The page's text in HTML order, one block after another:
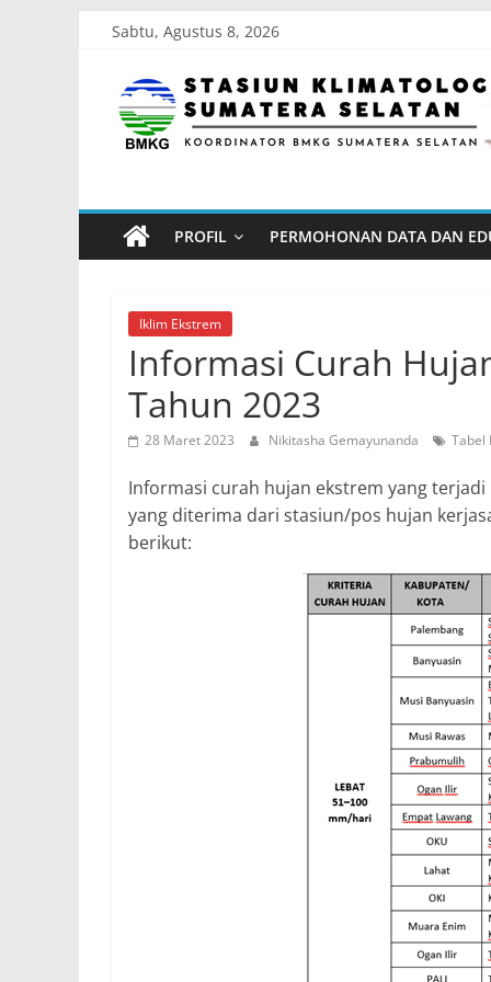
content
Sabtu, Agustus 8, 2026
Stasiun
Klimatologi
Sumatera
Selatan
Koordinator
BMKG
Sumatera
Selatan
PROFIL PERMOHONAN DATA DAN
Iklim Ekstrem
Informasi Curah
Tahun 2023
28 Maret 2023 Nikitasha Gemayunanda Tabel
Informasi curah hujan ekstrem yang
yang diterima dari stasiun/pos hujan
berikut: